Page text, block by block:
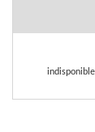
indisponible